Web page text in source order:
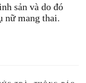
sản và do đó
nữ mang thai.